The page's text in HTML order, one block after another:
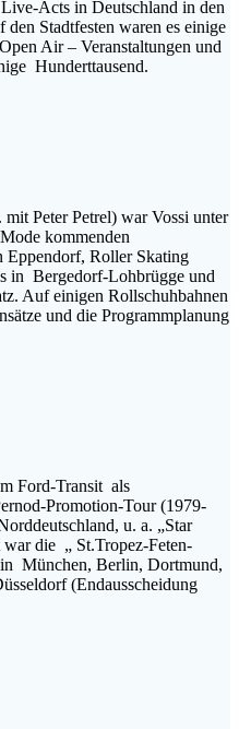
Acts in Deutschland in den
Stadtfesten waren es einige
Air – Veranstaltungen und
Hunderttausend.
Peter Petrel) war Vossi unter
kommenden
Roller Skating
in Bergedorf-Lohbrügge und
Auf einigen Rollschuhbahnen
und die Programmplanung
Ford-Transit als
Promotion-Tour (1979-
u. a. „Star
die „ St.Tropez-Feten-
München, Berlin, Dortmund,
(Endausscheidung